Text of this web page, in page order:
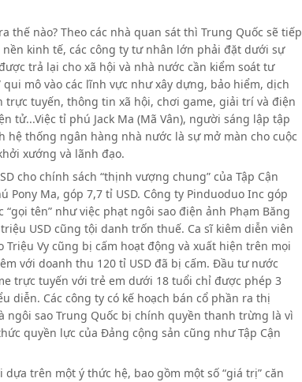
thế nào? Theo các nhà quan sát thì Trung Quốc sẽ tiếp
kinh tế, các công ty tư nhân lớn phải đặt dưới sự
trả lại cho xã hội và nhà nước cần kiểm soát tư
mô vào các lĩnh vực như xây dựng, bảo hiểm, dịch
tuyến, thông tin xã hội, chơi game, giải trí và điện
tử...Việc tỉ phú Jack Ma (Mã Vân), người sáng lập tập
thống ngân hàng nhà nước là sự mở màn cho cuộc
xướng và lãnh đạo.
cho chính sách “thịnh vượng chung” của Tập Cận
Ma, góp 7,7 tỉ USD. Công ty Pinduoduo Inc góp
tên” như việc phạt ngôi sao điện ảnh Phạm Băng
USD cũng tội danh trốn thuế. Ca sĩ kiêm diễn viên
Vy cũng bị cấm hoạt động và xuất hiện trên mọi
với doanh thu 120 tỉ USD đã bị cấm. Đầu tư nước
trực tuyến với trẻ em dưới 18 tuổi chỉ được phép 3
diễn. Các công ty có kế hoạch bán cổ phần ra thị
ngôi sao Trung Quốc bị chính quyền thanh trừng là vì
quyền lực của Đảng cộng sản cũng như Tập Cận
trên một ý thức hệ, bao gồm một số “giá trị” căn